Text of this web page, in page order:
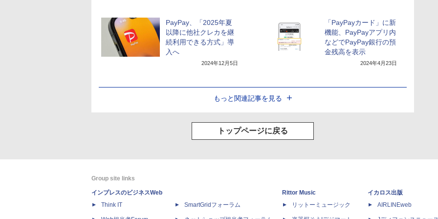
PayPay、「2025年夏
以降に他社クレカを継
続利用できる方式」導
入へ
2024年12月5日
「PayPayカード」に新
機能、PayPayアプリ内
などでPayPay銀行の預
金残高を表示
2024年4月23日
もっと関連記事を見る
トップページに戻る
Group site links
インプレスのビジネスWeb
Think IT
SmartGridフォーラム
Rittor Music
リットーミュージック
イカロス出版
AIRLINEweb